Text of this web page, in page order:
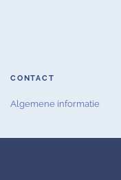
CONTACT
Algemene informatie